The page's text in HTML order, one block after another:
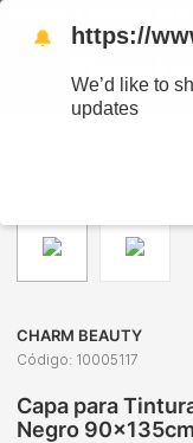
CHARM BEAUTY
Código: 10005117
Capa para
Negro 90x135cm
🔔 https://
We’d like to
updates